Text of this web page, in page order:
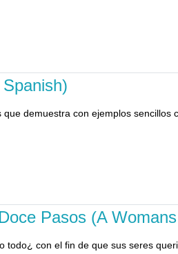
demuestra con ejemplos
Pasos (A
todo¿ con el fin de que sus seres